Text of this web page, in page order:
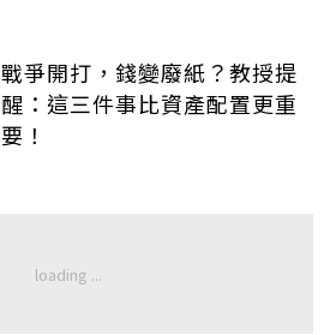
戰爭開打，錢變廢紙？教授提
醒：這三件事比資產配置更重
要！